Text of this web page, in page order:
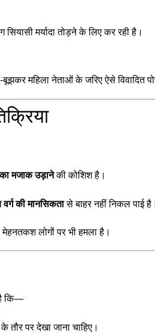
मर्यादा तोड़ने के लिए कर रही है।
महिला नेताओं के जरिए ऐसे विवादित
का मजाक उड़ानेकी कोशिश है।
की मानसिकतासे बाहर नहीं निकल पाई है।
मेहनतकश लोगों पर भी हमला है।
है कि—
तौर पर देखा जाना चाहिए।